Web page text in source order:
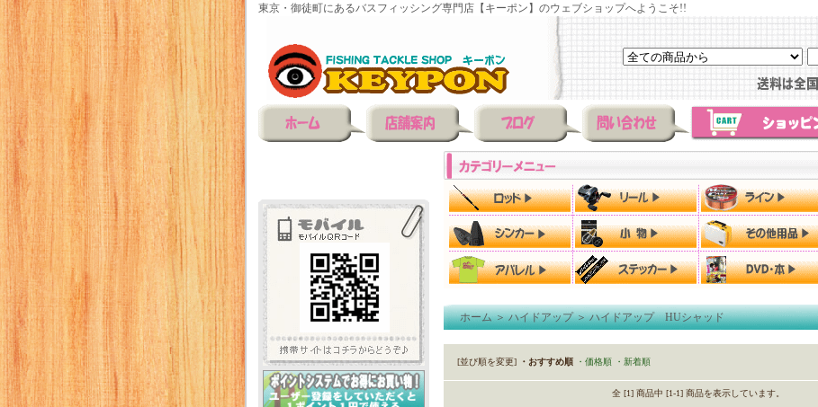
東京・御徒町にあるバスフィッシング専門店【キーポン】のウェブショップへようこそ!!
ホーム＞ハイドアップ＞ハイドアップ HUシャッド
[並び順を変更] ・おすすめ順 ・価格順 ・新着順
全 [1] 商品中 [1-1] 商品を表示しています。